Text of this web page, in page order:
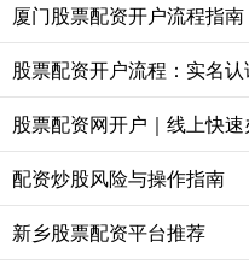
厦门股票配资开户流程指南
股票配资开户流程：实名
股票配资网开户｜线上快速
配资炒股风险与操作指南
新乡股票配资平台推荐